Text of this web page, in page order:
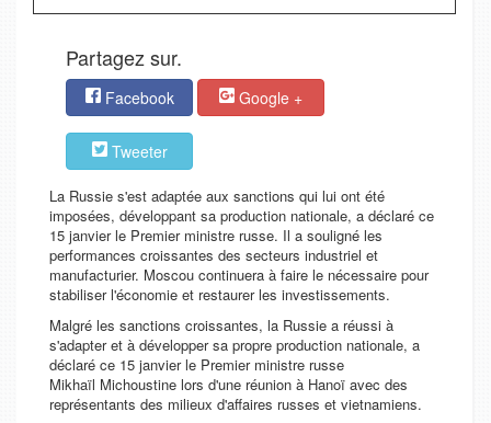
Partagez sur.
Facebook Google +
Tweeter
La Russie s'est adaptée aux sanctions qui lui ont été
imposées, développant sa production nationale, a déclaré ce
15 janvier le Premier ministre russe. Il a souligné les
performances croissantes des secteurs industriel et
manufacturier. Moscou continuera à faire le nécessaire pour
stabiliser l'économie et restaurer les investissements.
Malgré les sanctions croissantes, la Russie a réussi à
s'adapter et à développer sa propre production nationale, a
déclaré ce 15 janvier le Premier ministre russe
Mikhaïl Michoustine lors d'une réunion à Hanoï avec des
représentants des milieux d'affaires russes et vietnamiens.